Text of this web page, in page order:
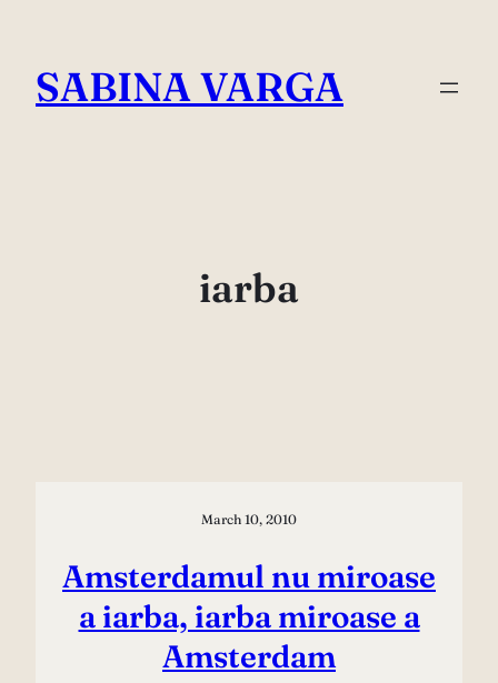
content
SABINA VARGA
iarba
March 10, 2010
Amsterdamul nu miroase
a iarba, iarba miroase a
Amsterdam